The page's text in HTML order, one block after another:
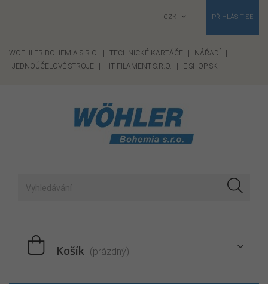
PŘIHLÁSIT SE
CZK
WOEHLER BOHEMIA S.R.O. TECHNICKÉ KARTÁČE NÁŘADÍ
JEDNOÚČELOVÉ STROJE
HT FILAMENT S.R.O. E-SHOP SK
Košík (prázdný)